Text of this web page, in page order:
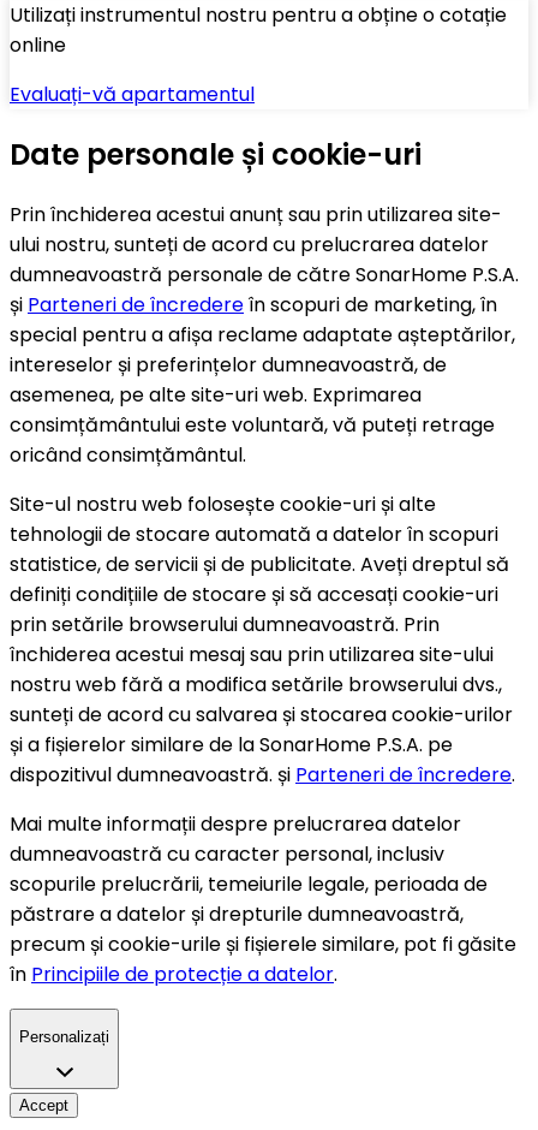
Utilizați instrumentul nostru pentru a obține o cotație
online
Evaluați-vă apartamentul
Date personale și cookie-uri
Prin închiderea acestui anunț sau prin utilizarea site-
ului nostru, sunteți de acord cu prelucrarea datelor
dumneavoastră personale de către SonarHome P.S.A.
și Parteneri de încredereîn scopuri de marketing, în
special pentru a afișa reclame adaptate așteptărilor,
intereselor și preferințelor dumneavoastră, de
asemenea, pe alte site-uri web. Exprimarea
consimțământului este voluntară, vă puteți retrage
oricând consimțământul.
Site-ul nostru web folosește cookie-uri și alte
tehnologii de stocare automată a datelor în scopuri
statistice, de servicii și de publicitate. Aveți dreptul să
definiți condițiile de stocare și să accesați cookie-uri
prin setările browserului dumneavoastră. Prin
închiderea acestui mesaj sau prin utilizarea site-ului
nostru web fără a modifica setările browserului dvs.,
sunteți de acord cu salvarea și stocarea cookie-urilor
și a fișierelor similare de la SonarHome P.S.A. pe
dispozitivul dumneavoastră. și Parteneri de încredere.
Mai multe informații despre prelucrarea datelor
dumneavoastră cu caracter personal, inclusiv
scopurile prelucrării, temeiurile legale, perioada de
păstrare a datelor și drepturile dumneavoastră,
precum și cookie-urile și fișierele similare, pot fi găsite
în Principiile de protecție a datelor.
Personalizați
Accept